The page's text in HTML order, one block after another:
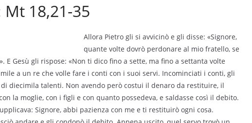
18,21-35
Allora Pietro gli si avvicinò e gli disse: «Signore,
quante volte dovrò perdonare al mio fratello, se
E Gesù gli rispose: «Non ti dico fino a sette, ma fino a settanta volte
a un re che volle fare i conti con i suoi servi. Incominciati i conti, gli
diecimila talenti. Non avendo però costui il denaro da restituire, il
la moglie, con i figli e con quanto possedeva, e saldasse così il debito.
Signore, abbi pazienza con me e ti restituirò ogni cosa.